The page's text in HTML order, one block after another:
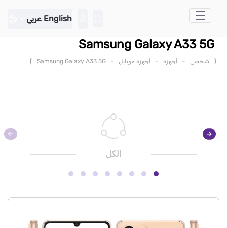
تخطي إلى المحتوى الرئيسي
English عربي
Samsung Galaxy A33 5G
( شخصي - أجهزة - أجهزة موبايل -
Samsung Galaxy A33 5G
)
الكل